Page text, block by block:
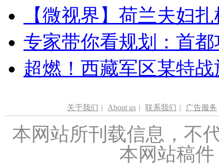
【微视界】荷兰夫妇
专家带你看规划：首
超燃！西藏军区某特
关于我们 | About us | 联系我们 | 广告服务
本网站所刊载信息，不
本网站稿